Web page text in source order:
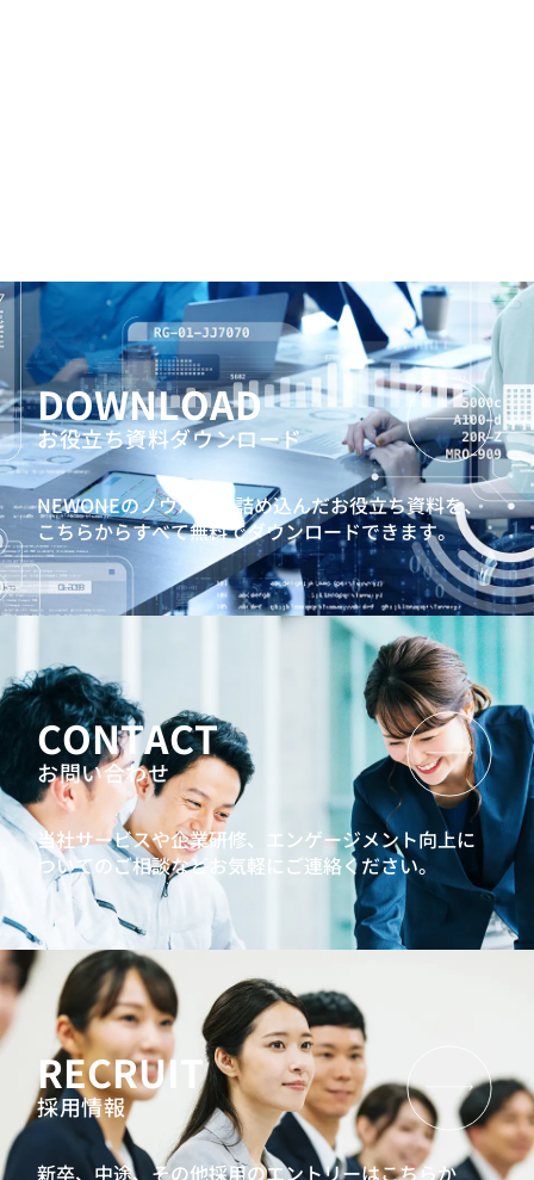
DOWNLOAD
お役立ち資料ダウンロード
NEWONEのノウハウを詰め込んだお役立ち資料を、
こちらからすべて無料でダウンロードできます。
CONTACT
お問い合わせ
当社サービスや企業研修、エンゲージメント向上に
ついてのご相談などお気軽にご連絡ください。
RECRUIT
採用情報
新卒、中途、その他採用のエントリーはこちらか